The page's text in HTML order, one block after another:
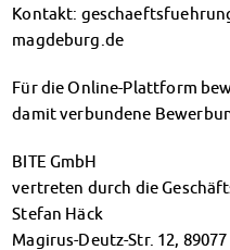
Voranmeldung KiTa-Platz
Randzeitenbetreuung
Nutzungsbedingungen
AnsprechpartnerInnen
Über uns
Infopoints &
Beratungstermine im
Unsere Organisation
Kontakt:
magdeburg.de
Für die Online-Plattform
damit verbundene
BITE GmbH
vertreten durch die
Stefan Häck
Magirus-Deutz-Str. 12, 89077